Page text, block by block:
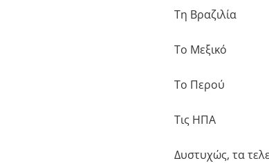
Τη Βραζιλία
Το Μεξικό
Το Περού
Τις ΗΠΑ
Δυστυχώς, τα